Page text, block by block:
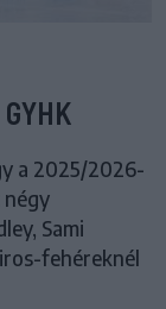
a 2025/2026-
négy
Sami
fehéreknél